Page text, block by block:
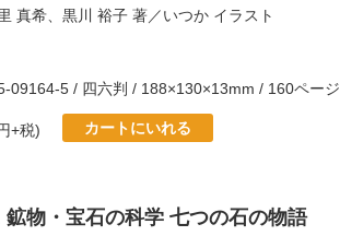
真希 黒川 裕子 著／いつか イラスト
09164-5 / 四六判 / 188×130×13mm / 160ページ
+税) カートにいれる
物・宝石の科学 七つの石の物語